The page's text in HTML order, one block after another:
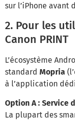
sur l’iPhone avant
2. Pour les
Canon PRINT
L’écosystème
standard Mopria
à l’application
Option A : Service
La plupart des